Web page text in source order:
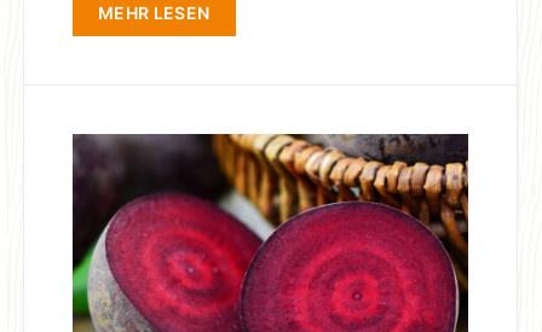
MEHR LESEN